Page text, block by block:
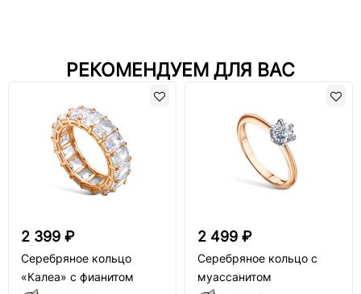
РЕКОМЕНДУЕМ ДЛЯ ВАС
2 399 ₽
Серебряное кольцо
«Калеа» с фианитом
2 499 ₽
Серебряное кольцо с
муассанитом